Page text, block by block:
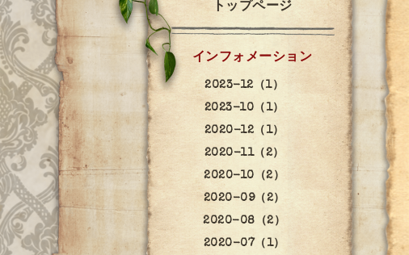
トップページ
インフォメーション
2023-12（1）
2023-10（1）
2020-12（1）
2020-11（2）
2020-10（2）
2020-09（2）
2020-08（2）
2020-07（1）